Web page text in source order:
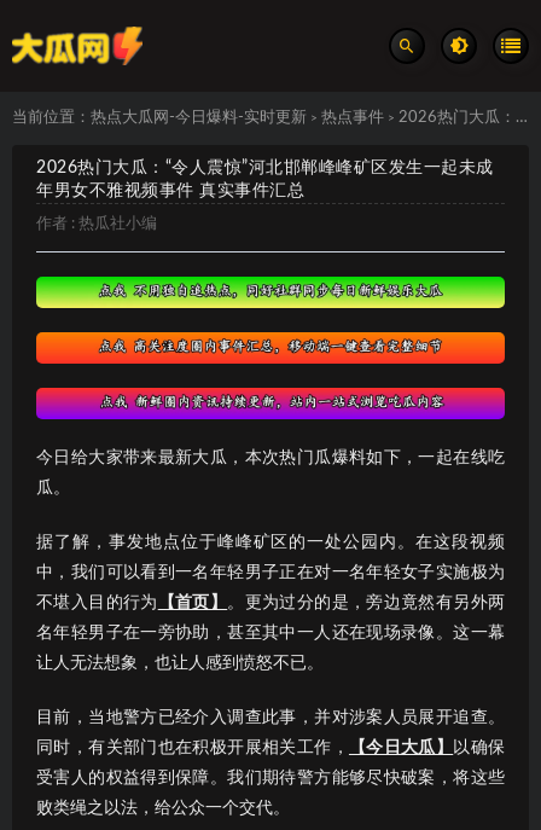
当前位置： 热点大瓜网-今日爆料-实时更新 > 热点事件 > 2026热门大瓜：“令人震惊”河北邯郸峰峰矿区发生一起未成年男女不雅视频事件 真实事件汇总
2026热门大瓜：“令人震惊”河北邯郸峰峰矿区发生一起未成
年男女不雅视频事件 真实事件汇总
作者 : 热瓜社小编
今日给大家带来最新大瓜，本次热门瓜爆料如下，一起在线吃
瓜。
据了解，事发地点位于峰峰矿区的一处公园内。在这段视频
中，我们可以看到一名年轻男子正在对一名年轻女子实施极为
不堪入目的行为
【首页】
。更为过分的是，旁边竟然有另外两
名年轻男子在一旁协助，甚至其中一人还在现场录像。这一幕
让人无法想象，也让人感到愤怒不已。
目前，当地警方已经介入调查此事，并对涉案人员展开追查。
同时，有关部门也在积极开展相关工作，
【今日大瓜】
以确保
受害人的权益得到保障。我们期待警方能够尽快破案，将这些
败类绳之以法，给公众一个交代。